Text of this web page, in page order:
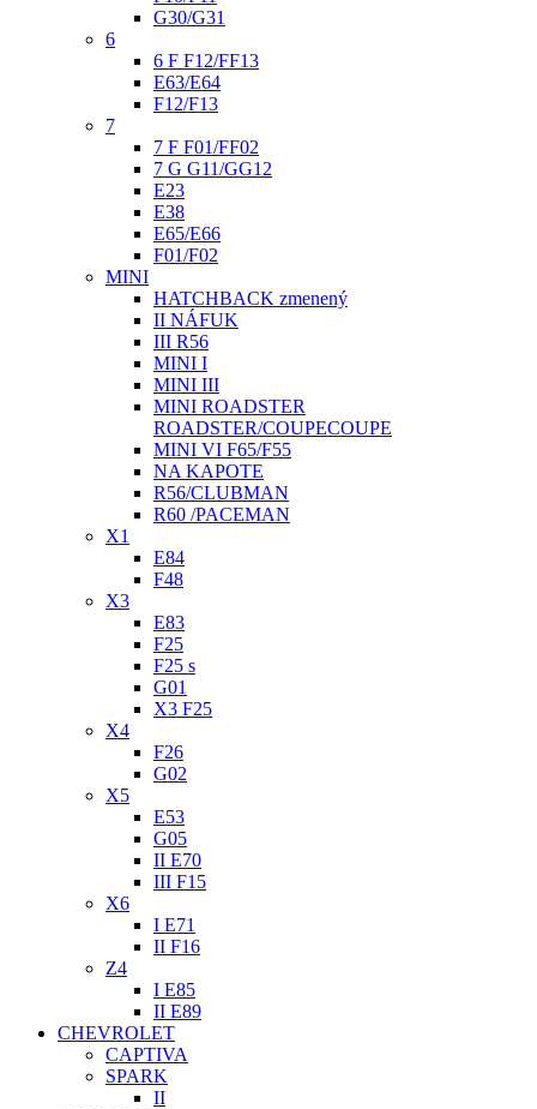
G30/G31
6
6 F F12/FF13
E63/E64
F12/F13
7
7 F F01/FF02
7 G G11/GG12
E23
E38
E65/E66
F01/F02
MINI
HATCHBACK zmenený
II NÁFUK
III R56
MINI I
MINI III
MINI ROADSTER
ROADSTER/COUPECOUPE
MINI VI F65/F55
NA KAPOTE
R56/CLUBMAN
R60 /PACEMAN
X1
E84
F48
X3
E83
F25
F25 s
G01
X3 F25
X4
F26
G02
X5
E53
G05
II E70
III F15
X6
I E71
II F16
Z4
I E85
II E89
CHEVROLET
CAPTIVA
SPARK
II